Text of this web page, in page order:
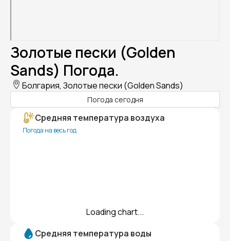
Золотые пески (Golden
Sands) Погода.
Болгария, Золотые пески (Golden Sands)
Погода сегодня
Средняя температура воздуха
Погода на весь год
Loading chart...
Средняя температура воды